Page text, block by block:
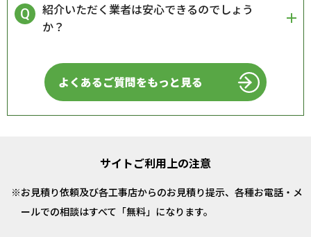
紹介いただく業者は安心できるのでしょう
か？
よくあるご質問をもっと見る
サイトご利用上の注意
お見積り依頼及び各工事店からのお見積り提示、各種お電話・メ
ールでの相談はすべて「無料」になります。